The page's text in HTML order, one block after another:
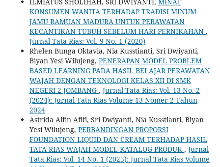
KONSUMEN WANITA TERHADAP TRADISI MINUM
JAMU RAMUAN MADURA UNTUK PERAWATAN
KECANTIKAN TUBUH SEBELUM HARI PERNIKAHAN ,
Jurnal Tata Rias: Vol. 9 No. 1 (2020)
Rhelen Bunga Oktavia, Nia Kusstianti, Sri Dwiyanti,
Biyan Yesi Wilujeng, PENERAPAN MODEL PROBLEM
BASED LEARNING PADA HASIL BELAJAR PERAWATAN
WAJAH DENGAN TEKNOLOGI KELAS XII DI SMK
NEGERI 2 JOMBANG , Jurnal Tata Rias: Vol. 13 No. 2
(2024): Jurnal Tata Rias Volume 13 Nomer 2 Tahun
2024
Astrida Alfin Afifi, Sri Dwiyanti, Nia Kusstianti, Biyan
Yesi Wilujeng, PERBANDINGAN PROPORSI
FOUNDATION LIQUID DAN CREAM TERHADAP HASIL
TATA RIAS WAJAH MODEL KATALOG PRODUK , Jurnal
Tata Rias: Vol. 14 No. 1 (2025): Jurnal Tata Rias Volume